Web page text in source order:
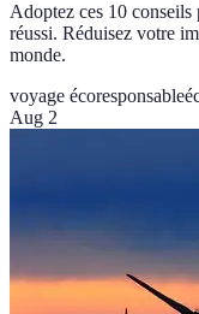
Adoptez ces 10 conseils
réussi. Réduisez votre
monde.
voyage écoresponsable
Aug 2